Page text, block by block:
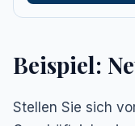
Beispiel:
Stellen Sie sich